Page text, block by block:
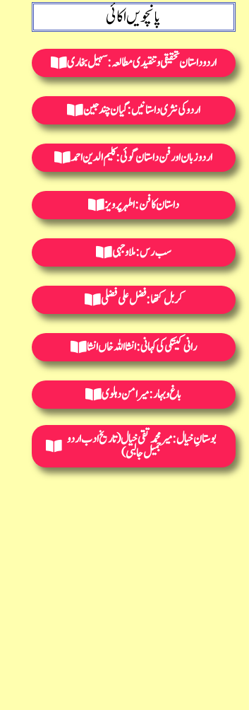
پانچویں اکائی
اردو داستان تحقیقی و تنقیدی مطالعہ: سہیل بخاری
اردو کی نثری داستانیں : گیان چند جین
اردو زبان اور فن داستان گوئی: کلیم الدین احمد
داستان کا فن : اطہر پرویز
سب رس: ملا وجہی
کربل کتھا : فضل علی فضلی
رانی کیتکی کی کہانی : انشااللہ خاں انشا
باغ و بہار : میر امن دہلوی
بوستانِ خیال: میر محمد تقی خیال(تاریخ ادب اردو
جمیل جالبی)